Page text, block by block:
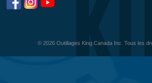
© 2026 Outillages King Canada Inc. Tous les